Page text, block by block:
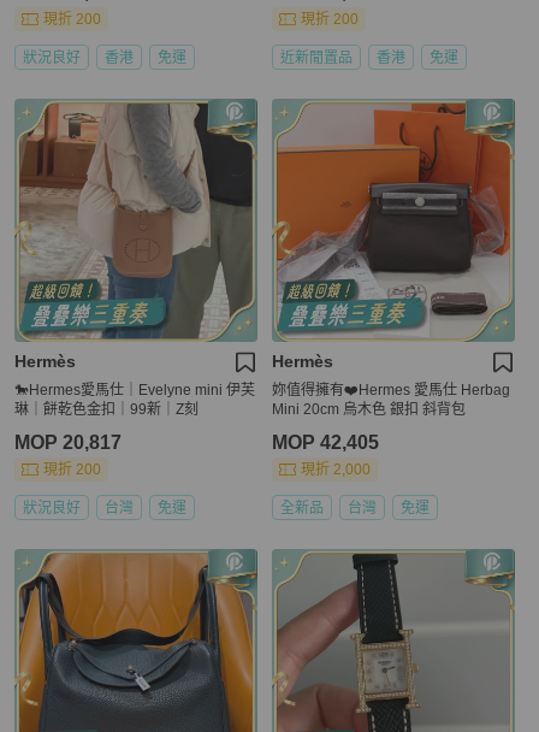
現折 200
狀況良好 香港 免運
現折 200
近新閒置品 香港 免運
Hermès
🐎Hermes愛馬仕｜Evelyne mini 伊芙
琳｜餅乾色金扣｜99新｜Z刻
MOP 20,817
現折 200
狀況良好 台灣 免運
Hermès
妳值得擁有❤️Hermes 愛馬仕 Herbag
Mini 20cm 烏木色 銀扣 斜背包
MOP 42,405
現折 2,000
全新品 台灣 免運